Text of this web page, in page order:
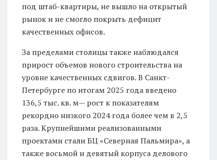
под штаб-квартиры, не вышло на открытый
рынок и не смогло покрыть дефицит
качественных офисов.
За пределами столицы также наблюдался
прирост объемов нового строительства на
уровне качественных сдвигов. В Санкт-
Петербурге по итогам 2025 года введено
136,5 тыс. кв. м— рост к показателям
рекордно низкого 2024 года более чем в 2,5
раза. Крупнейшими реализованными
проектами стали БЦ «Северная Пальмира», а
также восьмой и девятый корпуса делового